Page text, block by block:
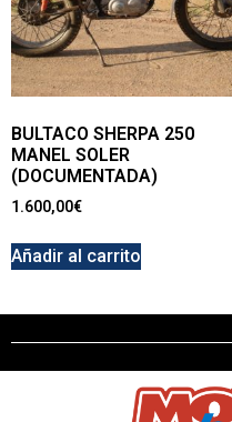
BULTACO SHERPA 250
MANEL SOLER
(DOCUMENTADA)
1.600,00€
Añadir al carrito